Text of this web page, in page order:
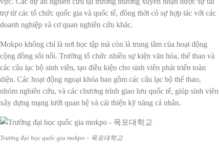
trợ từ các tổ chức quốc gia và quốc tế, đồng thời có sự hợp tác với các
doanh nghiệp và cơ quan nghiên cứu khác.
Mokpo không chỉ là nơi học tập mà còn là trung tâm của hoạt động
cộng đồng sôi nổi. Trường tổ chức nhiều sự kiện văn hóa, thể thao và
các câu lạc bộ sinh viên, tạo điều kiện cho sinh viên phát triển toàn
diện. Các hoạt động ngoại khóa bao gồm các câu lạc bộ thể thao,
nhóm nghiên cứu, và các chương trình giao lưu quốc tế, giúp sinh viên
xây dựng mạng lưới quan hệ và cải thiện kỹ năng cá nhân.
Trường đại học quốc gia mokpo – 목포대학교